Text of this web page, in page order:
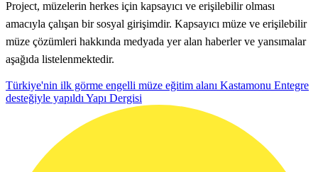
Project, müzelerin herkes için kapsayıcı ve erişilebilir olması
amacıyla çalışan bir sosyal girişimdir. Kapsayıcı müze ve erişilebilir
müze çözümleri hakkında medyada yer alan haberler ve yansımalar
aşağıda listelenmektedir.
Türkiye'nin ilk görme engelli müze eğitim alanı Kastamonu Entegre
desteğiyle yapıldı Yapı Dergisi